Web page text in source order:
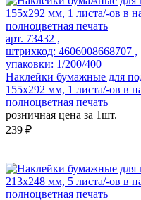
арт. 73432 ,
штрихкод: 4606008668707 ,
упаковки: 1/200/400
Наклейки бумажные для
155х292 мм, 1 листа/-ов в
полноцветная печать
розничная цена за 1шт.
239 ₽